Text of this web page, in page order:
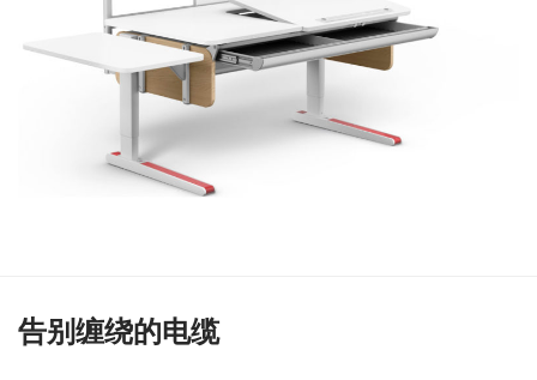
告别缠绕的电缆